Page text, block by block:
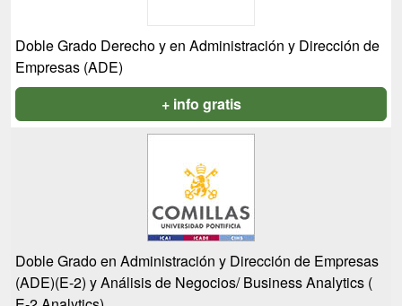
Doble Grado Derecho y en Administración y Dirección de
Empresas (ADE)
+ info gratis
Doble Grado en Administración y Dirección de Empresas
(ADE)(E-2) y Análisis de Negocios/ Business Analytics (